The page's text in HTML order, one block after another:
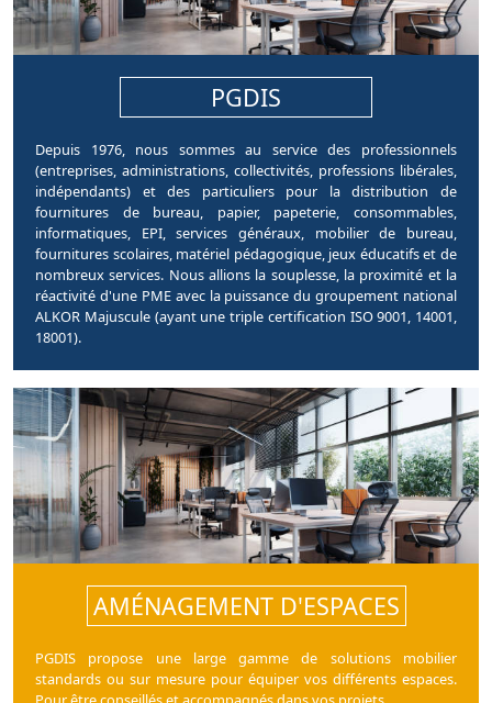
PGDIS
Depuis 1976, nous sommes au service des professionnels
(entreprises, administrations, collectivités, professions libérales,
indépendants) et des particuliers pour la distribution de
fournitures de bureau, papier, papeterie, consommables,
informatiques, EPI, services généraux, mobilier de bureau,
fournitures scolaires, matériel pédagogique, jeux éducatifs et de
nombreux services. Nous allions la souplesse, la proximité et la
réactivité d'une PME avec la puissance du groupement national
ALKOR Majuscule (ayant une triple certification ISO 9001, 14001,
18001).
AMÉNAGEMENT D'ESPACES
PGDIS propose une large gamme de solutions mobilier
standards ou sur mesure pour équiper vos différents espaces.